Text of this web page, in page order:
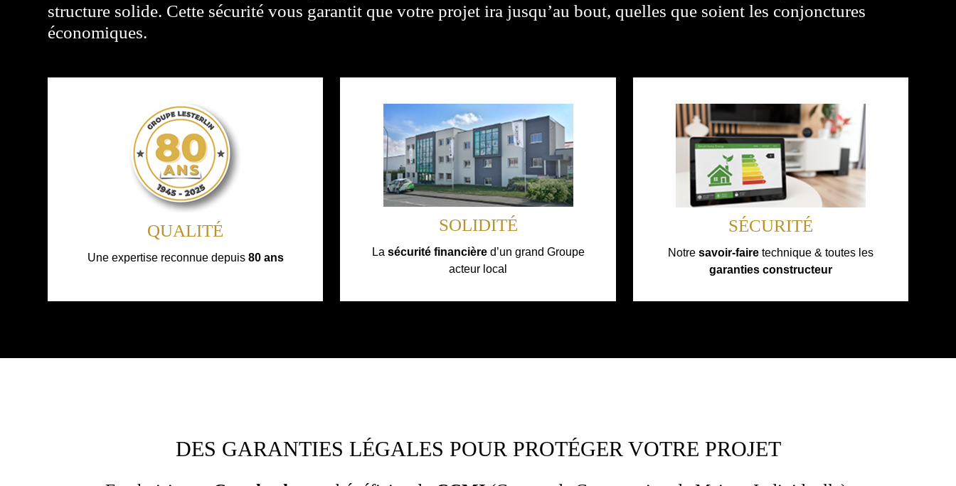
structure solide. Cette sécurité vous garantit que votre projet ira jusqu’au bout, quelles que soient les conjonctures
économiques.
QUALITÉ
Une expertise reconnue depuis 80 ans
SOLIDITÉ
La sécurité financièred’un grand Groupe
acteur local
SÉCURITÉ
Notre savoir-fairetechnique & toutes les
garanties constructeur
DES GARANTIES LÉGALES POUR PROTÉGER VOTRE PROJET